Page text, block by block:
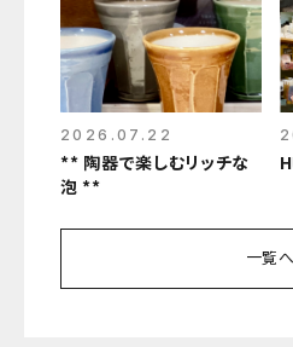
2026.07.22
** 陶器で楽しむリッチな
泡 **
一覧へ